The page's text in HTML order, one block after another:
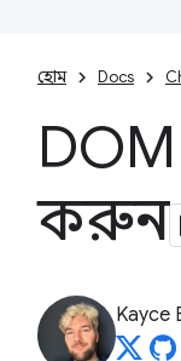
হোম Docs
করুন
Kayce